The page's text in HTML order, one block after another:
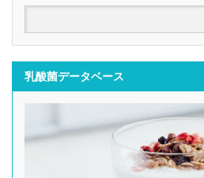
乳酸菌データベース